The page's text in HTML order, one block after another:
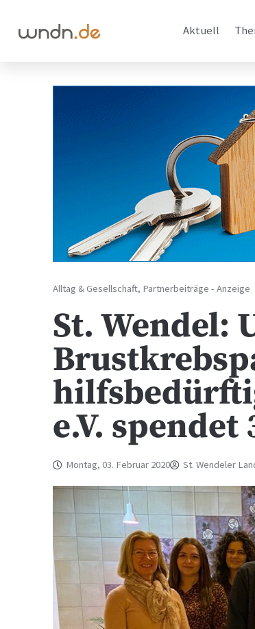
Aktuell
Alltag & Gesellschaft, Partnerbeiträge - Anzeige
St. Wendel:
e.V. spendet
Montag, 03. Februar 2020 St. Wendeler